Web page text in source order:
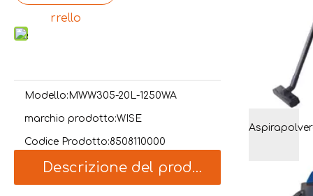
rrello
Modello: MWW305-20L-1250WA
marchio prodotto:WISE
Codice Prodotto:8508110000
Descrizione del prodotto